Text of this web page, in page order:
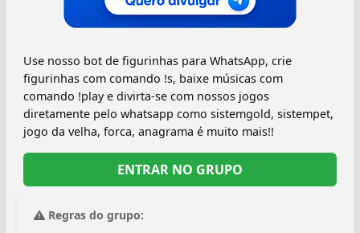
Use nosso bot de figurinhas para WhatsApp, crie
figurinhas com comando !s, baixe músicas com
comando !play e divirta-se com nossos jogos
diretamente pelo whatsapp como sistemgold, sistempet,
jogo da velha, forca, anagrama é muito mais!!
ENTRAR NO GRUPO
Regras do grupo: